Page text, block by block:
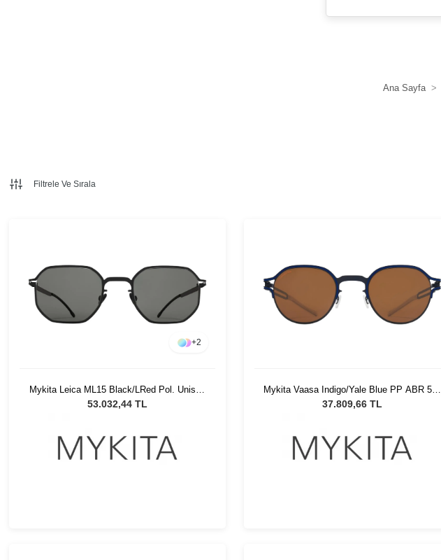
Ana Sayfa
Filtrele Ve Sırala
+2
Mykita Leica ML15 Black/LRed Pol. Unisex
Güneş Gözlüğü
53.032,44 TL
Mykita Vaasa Indigo/Yale Blue PP ABR 514
Unisex Güneş Gözlüğü
37.809,66 TL